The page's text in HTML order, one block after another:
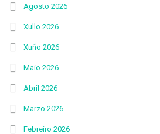
Agosto 2026
Xullo 2026
Xuño 2026
Maio 2026
Abril 2026
Marzo 2026
Febreiro 2026